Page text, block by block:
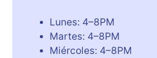
Lunes: 4–8PM
Martes: 4–8PM
Miércoles: 4–8PM